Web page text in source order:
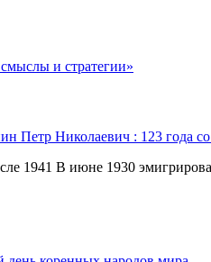
и стратегии»
Петр Николаевич : 123 года
1941 В июне 1930